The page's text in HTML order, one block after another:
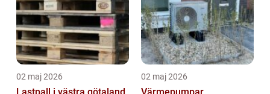
02 maj 2026 02 maj 2026